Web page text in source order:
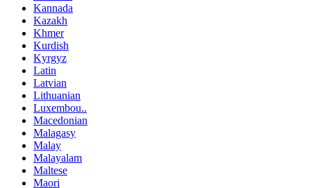
Kannada
Kazakh
Khmer
Kurdish
Kyrgyz
Latin
Latvian
Lithuanian
Luxembou..
Macedonian
Malagasy
Malay
Malayalam
Maltese
Maori